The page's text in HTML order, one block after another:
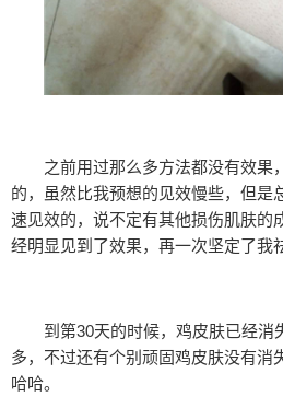
之前用过那么多方法都没有效果
的，虽然比我预想的见效慢些，但是
速见效的，说不定有其他损伤肌肤的
经明显见到了效果，再一次坚定了我
到第30天的时候，鸡皮肤已经消
多，不过还有个别顽固鸡皮肤没有消
哈哈。